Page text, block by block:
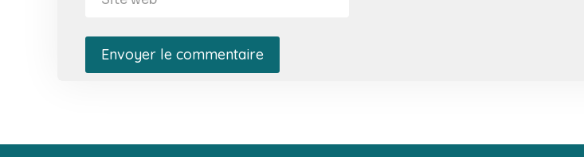
Envoyer le commentaire